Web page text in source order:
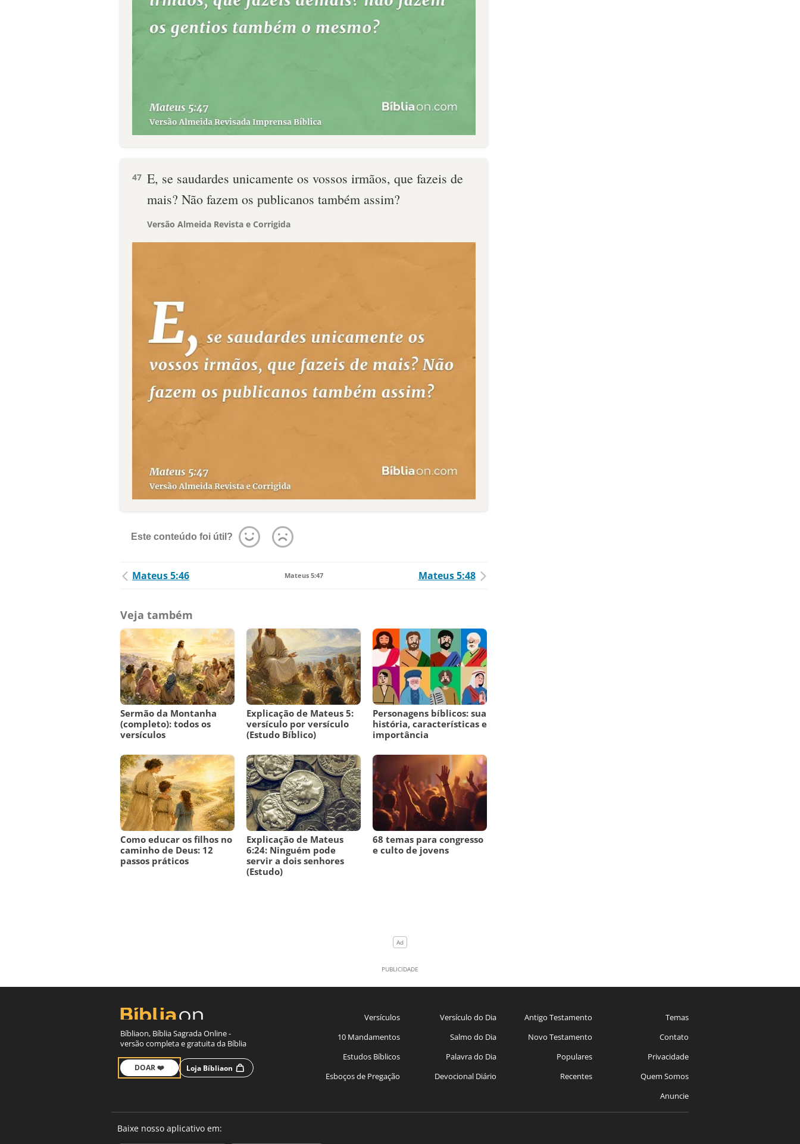
47 E, se saudardes unicamente os vossos irmãos, que fazeis de
mais? Não fazem os publicanos também assim?
Versão Almeida Revista e Corrigida
Este conteúdo foi útil?
Mateus 5:46 Mateus 5:47 Mateus 5:48
Veja também
Sermão da Montanha
(completo): todos os
versículos
Explicação de Mateus 5:
versículo por versículo
(Estudo Bíblico)
Personagens bíblicos: sua
história, características e
importância
Como educar os filhos no
caminho de Deus: 12
passos práticos
Explicação de Mateus
6:24: Ninguém pode
servir a dois senhores
(Estudo)
68 temas para congresso
e culto de jovens
Bíbliaon, Bíblia Sagrada Online -
versão completa e gratuita da Bíblia
DOAR ❤️ Loja Bíbliaon
Versículos
10 Mandamentos
Estudos Bíblicos
Esboços de Pregação
Versículo do Dia
Salmo do Dia
Palavra do Dia
Devocional Diário
Antigo Testamento
Novo Testamento
Populares
Recentes
Temas
Contato
Privacidade
Quem Somos
Anuncie
Baixe nosso aplicativo em: